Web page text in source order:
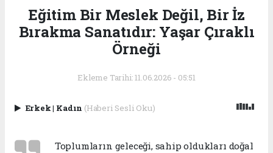
Eğitim Bir Meslek Değil, Bir İz
Bırakma Sanatıdır: Yaşar Çıraklı
Örneği
Ekleme Tarihi: 11.06.2026 - 05:51
Erkek| Kadın (Haberi Sesli Oku)
Toplumların geleceği, sahip oldukları doğal